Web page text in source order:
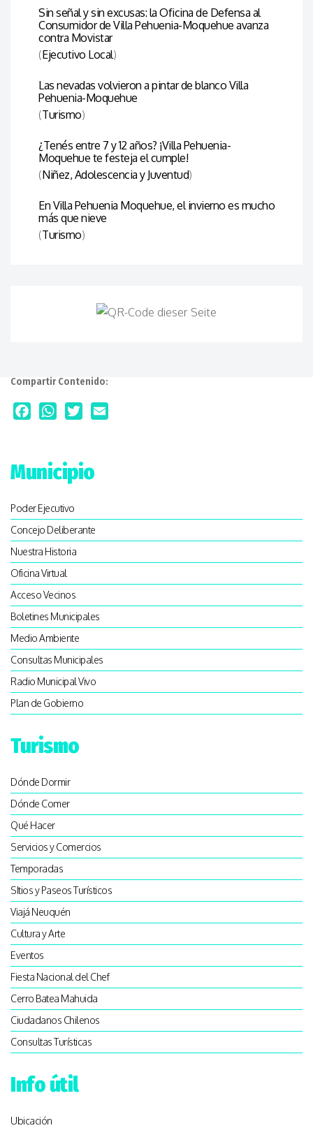
Sin señal y sin excusas: la Oficina de Defensa al
Consumidor de Villa Pehuenia-Moquehue avanza
contra Movistar
(Ejecutivo Local)
Las nevadas volvieron a pintar de blanco Villa
Pehuenia-Moquehue
(Turismo)
¿Tenés entre 7 y 12 años? ¡Villa Pehuenia-
Moquehue te festeja el cumple!
(Niñez, Adolescencia y Juventud)
En Villa Pehuenia Moquehue, el invierno es mucho
más que nieve
(Turismo)
Compartir Contenido:
Municipio
Poder Ejecutivo
Concejo Deliberante
Nuestra Historia
Oficina Virtual
Acceso Vecinos
Boletines Municipales
Medio Ambiente
Consultas Municipales
Radio Municipal Vivo
Plan de Gobierno
Turismo
Dónde Dormir
Dónde Comer
Qué Hacer
Servicios y Comercios
Temporadas
SItios y Paseos Turísticos
Viajá Neuquén
Cultura y Arte
Eventos
Fiesta Nacional del Chef
Cerro Batea Mahuida
Ciudadanos Chilenos
Consultas Turísticas
Info útil
Ubicación